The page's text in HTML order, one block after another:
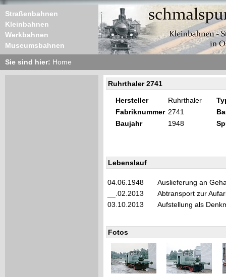
Straßenbahnen
Kleinbahnen
Werkbahnen
Museumsbahnen
Sie sind hier: Home
Ruhrthaler 2741
Hersteller Ruhrthaler
Fabriknummer 2741
Baujahr
1948
Lebenslauf
04.06.1948
Auslieferung an
__.02.2013
Abtransport zur
03.10.2013
Aufstellung als
Fotos